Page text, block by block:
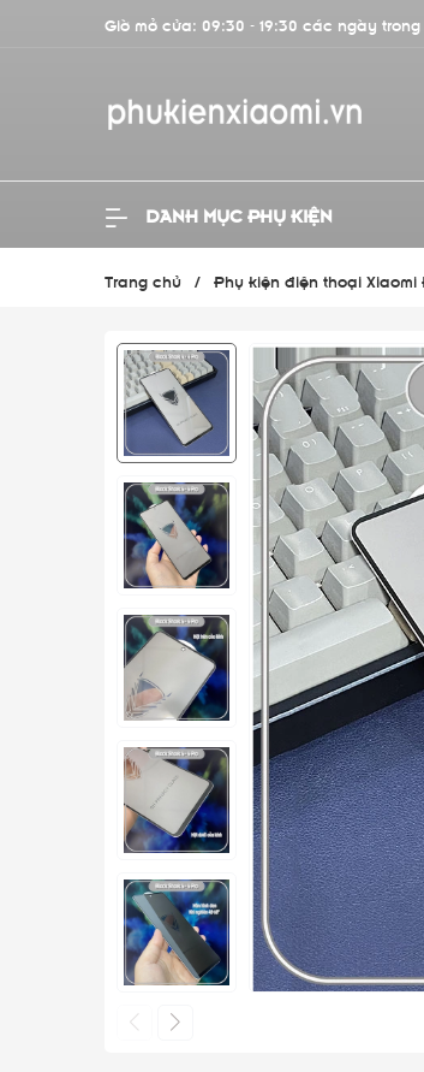
Giờ mở cửa: 09:30 - 19:30 các ngày
DANH MỤC PHỤ KIỆN
Trang chủ / Phụ kiện điện thoại Xiaomi